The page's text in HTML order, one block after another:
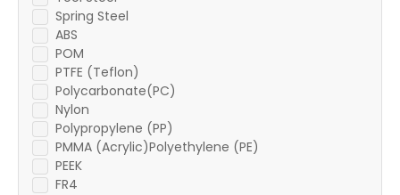
Spring Steel
ABS
POM
PTFE (Teflon)
Polycarbonate(PC)
Nylon
Polypropylene (PP)
PMMA (Acrylic)Polyethylene (PE)
PEEK
FR4